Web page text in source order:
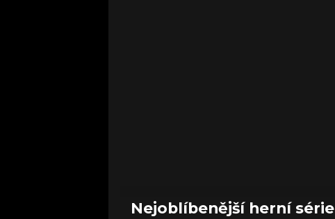
Nejoblíbenější herní série